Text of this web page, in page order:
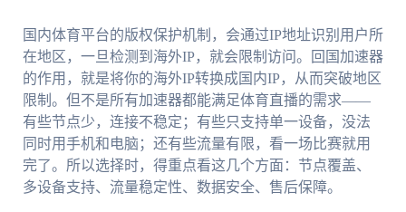
国内体育平台的版权保护机制，会通过IP地址识别用户所
在地区，一旦检测到海外IP，就会限制访问。回国加速器
的作用，就是将你的海外IP转换成国内IP，从而突破地区
限制。但不是所有加速器都能满足体育直播的需求——
有些节点少，连接不稳定；有些只支持单一设备，没法
同时用手机和电脑；还有些流量有限，看一场比赛就用
完了。所以选择时，得重点看这几个方面：节点覆盖、
多设备支持、流量稳定性、数据安全、售后保障。